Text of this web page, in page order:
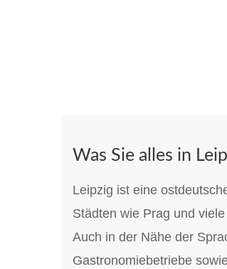
Was Sie alles in
Leipzig ist eine
Städten wie Prag und
Auch in der Nähe der
Gastronomiebetriebe